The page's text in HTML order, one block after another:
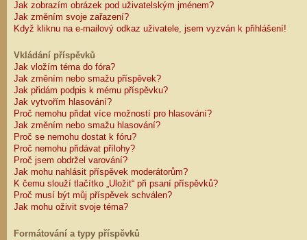
Jak zobrazím obrázek pod uživatelským jménem?
Jak změním svoje zařazení?
Když kliknu na e-mailový odkaz uživatele, jsem vyzván k přihlášení!
Vkládání příspěvků
Jak vložím téma do fóra?
Jak změním nebo smažu příspěvek?
Jak přidám podpis k mému příspěvku?
Jak vytvořím hlasování?
Proč nemohu přidat více možností pro hlasování?
Jak změním nebo smažu hlasování?
Proč se nemohu dostat k fóru?
Proč nemohu přidávat přílohy?
Proč jsem obdržel varování?
Jak mohu nahlásit příspěvek moderátorům?
K čemu slouží tlačítko „Uložit“ při psaní příspěvků?
Proč musí být můj příspěvek schválen?
Jak mohu oživit svoje téma?
Formátování a typy příspěvků